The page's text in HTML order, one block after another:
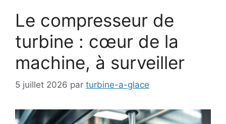
Le compresseur de
turbine : cœur de la
machine, à surveiller
5 juillet 2026 par turbine-a-glace